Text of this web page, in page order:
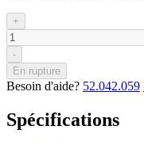
+
-
En rupture
Besoin d'aide? 52.042.059
Spécifications